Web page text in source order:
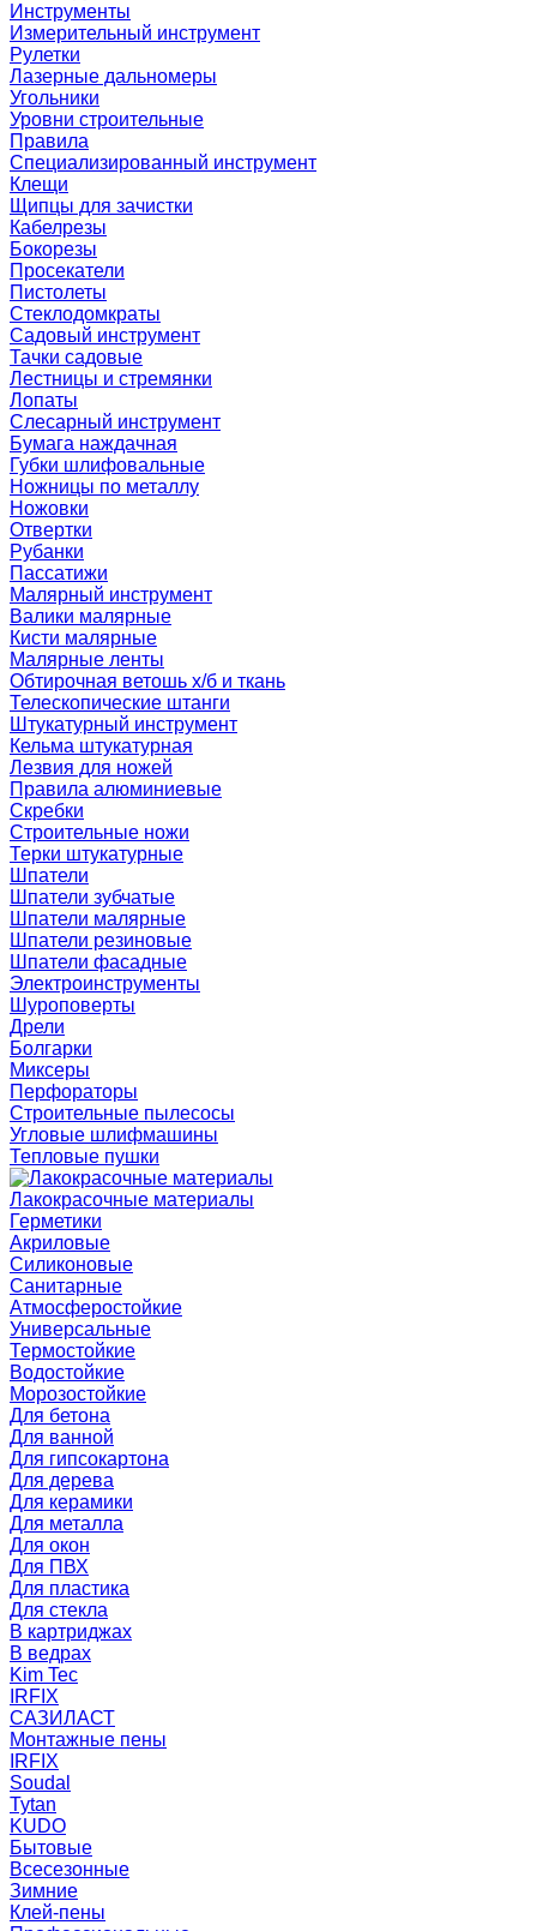
Инструменты
Измерительный инструмент
Рулетки
Лазерные дальномеры
Угольники
Уровни строительные
Правила
Специализированный инструмент
Клещи
Щипцы для зачистки
Кабелрезы
Бокорезы
Просекатели
Пистолеты
Стеклодомкраты
Садовый инструмент
Тачки садовые
Лестницы и стремянки
Лопаты
Слесарный инструмент
Бумага наждачная
Губки шлифовальные
Ножницы по металлу
Ножовки
Отвертки
Рубанки
Пассатижи
Малярный инструмент
Валики малярные
Кисти малярные
Малярные ленты
Обтирочная ветошь х/б и ткань
Телескопические штанги
Штукатурный инструмент
Кельма штукатурная
Лезвия для ножей
Правила алюминиевые
Скребки
Строительные ножи
Терки штукатурные
Шпатели
Шпатели зубчатые
Шпатели малярные
Шпатели резиновые
Шпатели фасадные
Электроинструменты
Шуроповерты
Дрели
Болгарки
Миксеры
Перфораторы
Строительные пылесосы
Угловые шлифмашины
Тепловые пушки
Лакокрасочные материалы
Герметики
Акриловые
Силиконовые
Санитарные
Атмосферостойкие
Универсальные
Термостойкие
Водостойкие
Морозостойкие
Для бетона
Для ванной
Для гипсокартона
Для дерева
Для керамики
Для металла
Для окон
Для ПВХ
Для пластика
Для стекла
В картриджах
В ведрах
Kim Tec
IRFIX
САЗИЛАСТ
Монтажные пены
IRFIX
Soudal
Tytan
KUDO
Бытовые
Всесезонные
Зимние
Клей-пены